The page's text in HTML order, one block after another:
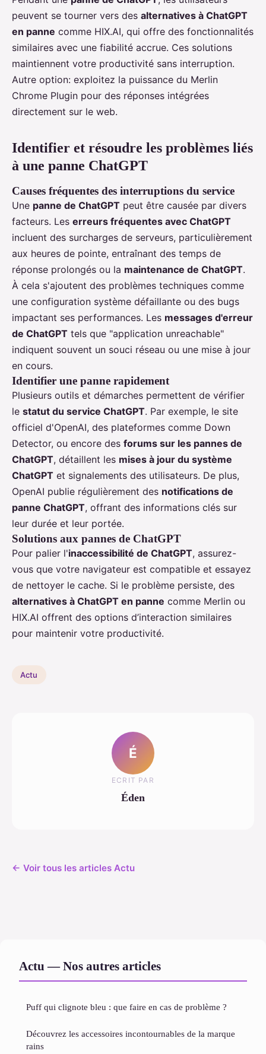
peuvent se tourner vers des alternatives à ChatGPT
en panne comme HIX.AI, qui offre des fonctionnalités
similaires avec une fiabilité accrue. Ces solutions
maintiennent votre productivité sans interruption.
Autre option: exploitez la puissance du Merlin
Chrome Plugin pour des réponses intégrées
directement sur le web.
Identifier et résoudre les problèmes liés
à une panne ChatGPT
Causes fréquentes des interruptions du service
Une panne de ChatGPT peut être causée par divers
facteurs. Les erreurs fréquentes avec ChatGPT
incluent des surcharges de serveurs, particulièrement
aux heures de pointe, entraînant des temps de
réponse prolongés ou la maintenance de ChatGPT.
À cela s'ajoutent des problèmes techniques comme
une configuration système défaillante ou des bugs
impactant ses performances. Les messages d'erreur
de ChatGPT tels que "application unreachable"
indiquent souvent un souci réseau ou une mise à jour
en cours.
Identifier une panne rapidement
Plusieurs outils et démarches permettent de vérifier
le statut du service ChatGPT. Par exemple, le site
officiel d'OpenAI, des plateformes comme Down
Detector, ou encore des forums sur les pannes de
ChatGPT, détaillent les mises à jour du système
ChatGPT et signalements des utilisateurs. De plus,
OpenAI publie régulièrement des notifications de
panne ChatGPT, offrant des informations clés sur
leur durée et leur portée.
Solutions aux pannes de ChatGPT
Pour palier l'inaccessibilité de ChatGPT, assurez-
vous que votre navigateur est compatible et essayez
de nettoyer le cache. Si le problème persiste, des
alternatives à ChatGPT en panne comme Merlin ou
HIX.AI offrent des options d’interaction similaires
pour maintenir votre productivité.
Actu
É
ECRIT PAR
Éden
← Voir tous les articles Actu
Actu — Nos autres articles
Puff qui clignote bleu : que faire en cas de problème ?
Découvrez les accessoires incontournables de la marque
rains